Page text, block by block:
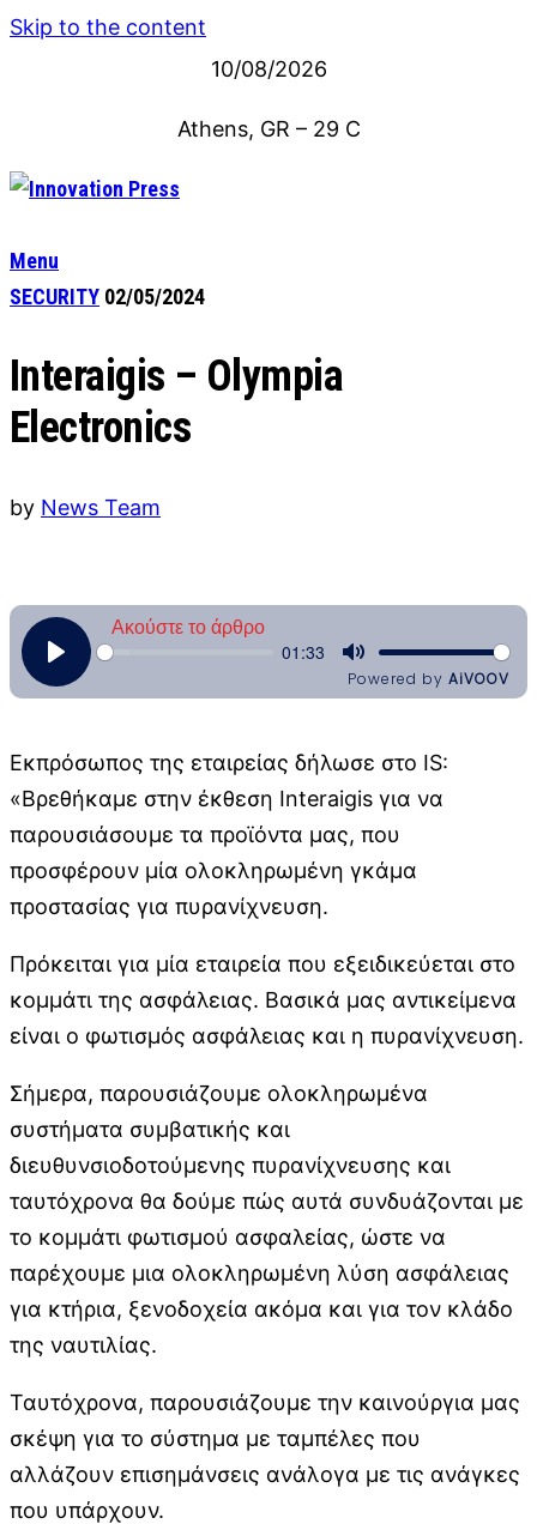
Skip to the content
10/08/2026
Athens, GR – 29 C
Menu
SECURITY 02/05/2024
Interaigis – Olympia
Electronics
by News Team
Εκπρόσωπος της εταιρείας δήλωσε στο IS:
«Βρεθήκαμε στην έκθεση Interaigis για να
παρουσιάσουμε τα προϊόντα μας, που
προσφέρουν μία ολοκληρωμένη γκάμα
προστασίας για πυρανίχνευση.
Πρόκειται για μία εταιρεία που εξειδικεύεται στο
κομμάτι της ασφάλειας. Βασικά μας αντικείμενα
είναι ο φωτισμός ασφάλειας και η πυρανίχνευση.
Σήμερα, παρουσιάζουμε ολοκληρωμένα
συστήματα συμβατικής και
διευθυνσιοδοτούμενης πυρανίχνευσης και
ταυτόχρονα θα δούμε πώς αυτά συνδυάζονται με
το κομμάτι φωτισμού ασφαλείας, ώστε να
παρέχουμε μια ολοκληρωμένη λύση ασφάλειας
για κτήρια, ξενοδοχεία ακόμα και για τον κλάδο
της ναυτιλίας.
Ταυτόχρονα, παρουσιάζουμε την καινούργια μας
σκέψη για το σύστημα με ταμπέλες που
αλλάζουν επισημάνσεις ανάλογα με τις ανάγκες
που υπάρχουν.